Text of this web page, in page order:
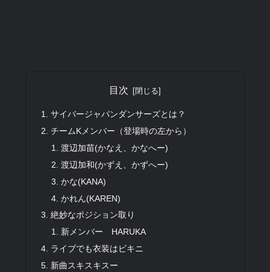
目次
サイバージャパンダンサーズとは？
チームKメンバー（登場時の左から）
渡辺加苗(かなえ、かなへー)
渡辺加和(かずえ、かずへー)
かな(KANA)
かれん(KAREN)
絶妙なポジション取り
新メンバー HARUKA
ライブでも衣装はビキニ
新曲スキスキスー